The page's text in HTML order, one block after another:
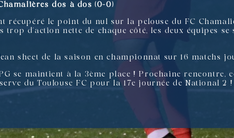
dos à dos (0-0)
récupéré le point du nul sur la pelouse du FC
trop d’action nette de chaque côté, les deux équipes
sheet de la saison en championnat sur 16 matchs
se maintient à la 3ème place ! Prochaine rencontre,
du Toulouse FC pour la 17e journée de National 2 !